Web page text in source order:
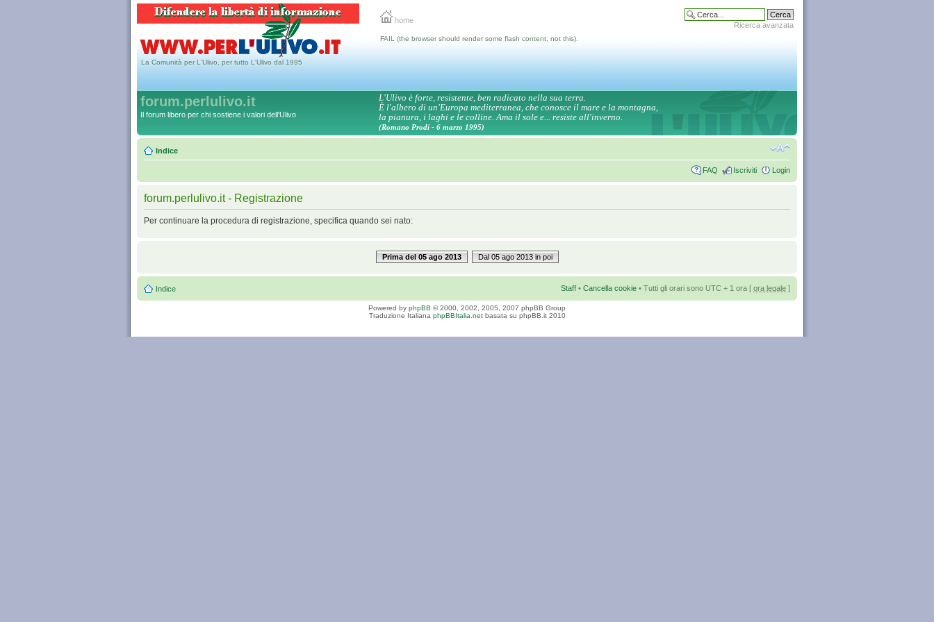
home
Ricerca avanzata
La Comunità per L'Ulivo, per tutto L'Ulivo dal 1995
FAIL (the browser should render some flash content, not this).
forum.perlulivo.it
Il forum libero per chi sostiene i valori dell'Ulivo
L'Ulivo è forte, resistente, ben radicato nella sua terra.
È l'albero di un'Europa mediterranea, che conosce il mare e la montagna,
la pianura, i laghi e le colline. Ama il sole e... resiste all'inverno.
(Romano Prodi - 6 marzo 1995)
Indice
FAQ Iscriviti Login
forum.perlulivo.it - Registrazione
Per continuare la procedura di registrazione, specifica quando sei nato:
Prima del 05 ago 2013 Dal 05 ago 2013 in poi
Indice Staff • Cancella cookie • Tutti gli orari sono UTC + 1 ora [ ora legale ]
Powered by phpBB © 2000, 2002, 2005, 2007 phpBB Group
Traduzione Italiana phpBBItalia.netbasata su phpBB.it 2010